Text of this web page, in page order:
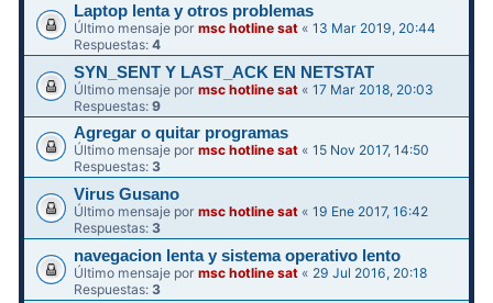
Laptop lenta y otros problemas
Último mensaje pormsc hotline sat «13 Mar 2019, 20:44
Respuestas:4
SYN_SENT Y LAST_ACK EN NETSTAT
Último mensaje pormsc hotline sat «17 Mar 2018, 20:03
Respuestas:9
Agregar o quitar programas
Último mensaje pormsc hotline sat «15 Nov 2017, 14:50
Respuestas:3
Virus Gusano
Último mensaje pormsc hotline sat «19 Ene 2017, 16:42
Respuestas: 3
navegacion lenta y sistema operativo lento
Último mensaje pormsc hotline sat « 29 Jul 2016, 20:18
Respuestas:3